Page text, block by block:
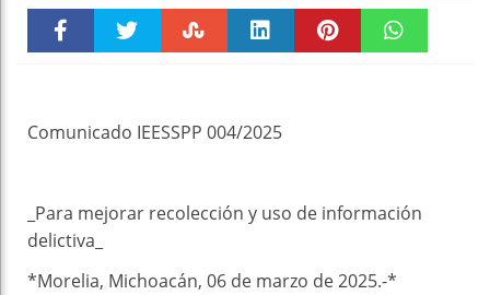
Comunicado IEESSPP 004/2025
_Para mejorar recolección y uso de información
delictiva_
*Morelia, Michoacán, 06 de marzo de 2025.-*